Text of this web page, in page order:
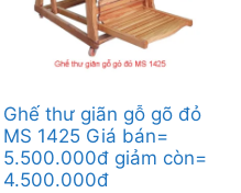
Ghế thư giãn gỗ gõ đỏ
MS 1425 Giá bán=
5.500.000đ giảm còn=
4.500.000đ